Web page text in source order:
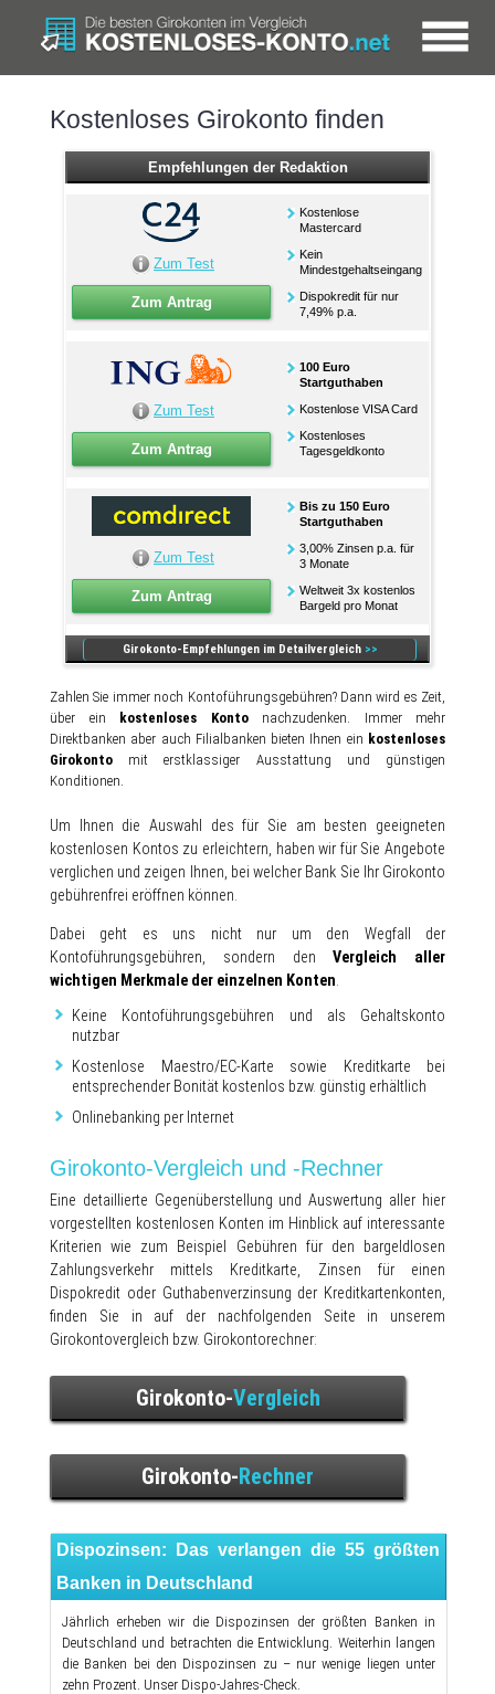
Kostenloses Girokonto finden
Empfehlungen der Redaktion
Zum Test
Kostenlose
Mastercard
Kein
Mindestgehaltseingang
Dispokredit für nur
7,49% p.a.
Zum Antrag
Zum Test
100 Euro
Startguthaben
Kostenlose VISA Card
Kostenloses
Tagesgeldkonto
Zum Antrag
Zum Test
Bis zu 150 Euro
Startguthaben
3,00% Zinsen p.a. für
3 Monate
Weltweit 3x kostenlos
Bargeld pro Monat
Zum Antrag
Girokonto-Empfehlungen im Detailvergleich >>
Zahlen Sie immer noch Kontoführungsgebühren? Dann wird es Zeit,
über ein
kostenloses Kontonachzudenken. Immer mehr
Direktbanken aber auch Filialbanken bieten Ihnen ein kostenloses
Girokonto mit erstklassiger Ausstattung und günstigen
Konditionen.
Um Ihnen die Auswahl des für Sie am besten geeigneten
kostenlosen Kontos zu erleichtern, haben wir für Sie Angebote
verglichen und zeigen Ihnen, bei welcher Bank Sie Ihr Girokonto
gebührenfrei eröffnen können.
Dabei geht es uns nicht nur um den Wegfall der
Kontoführungsgebühren, sondern denVergleich aller
wichtigen Merkmale der einzelnen Konten
Keine Kontoführungsgebühren und als Gehaltskonto
nutzbar
Kostenlose Maestro/EC-Karte sowie Kreditkarte bei
entsprechender Bonität kostenlos bzw. günstig erhältlich
Onlinebanking per Internet
Girokonto-Vergleich und -Rechner
Eine detaillierte Gegenüberstellung und Auswertung aller hier
vorgestellten kostenlosen Konten im Hinblick auf interessante
Kriterien wie zum Beispiel Gebühren für den bargeldlosen
Zahlungsverkehr mittels Kreditkarte, Zinsen für einen
Dispokredit oder Guthabenverzinsung der Kreditkartenkonten,
finden Sie in auf der nachfolgenden Seite in unserem
Girokontovergleich bzw. Girokontorechner:
Girokonto-Vergleich
Girokonto-Rechner
Dispozinsen: Das verlangen die 55 größten
Banken in Deutschland
Jährlich erheben wir die Dispozinsen der größten Banken in
Deutschland und betrachten die Entwicklung. Weiterhin langen
die Banken bei den Dispozinsen zu – nur wenige liegen unter
zehn Prozent. Unser Dispo-Jahres-Check.